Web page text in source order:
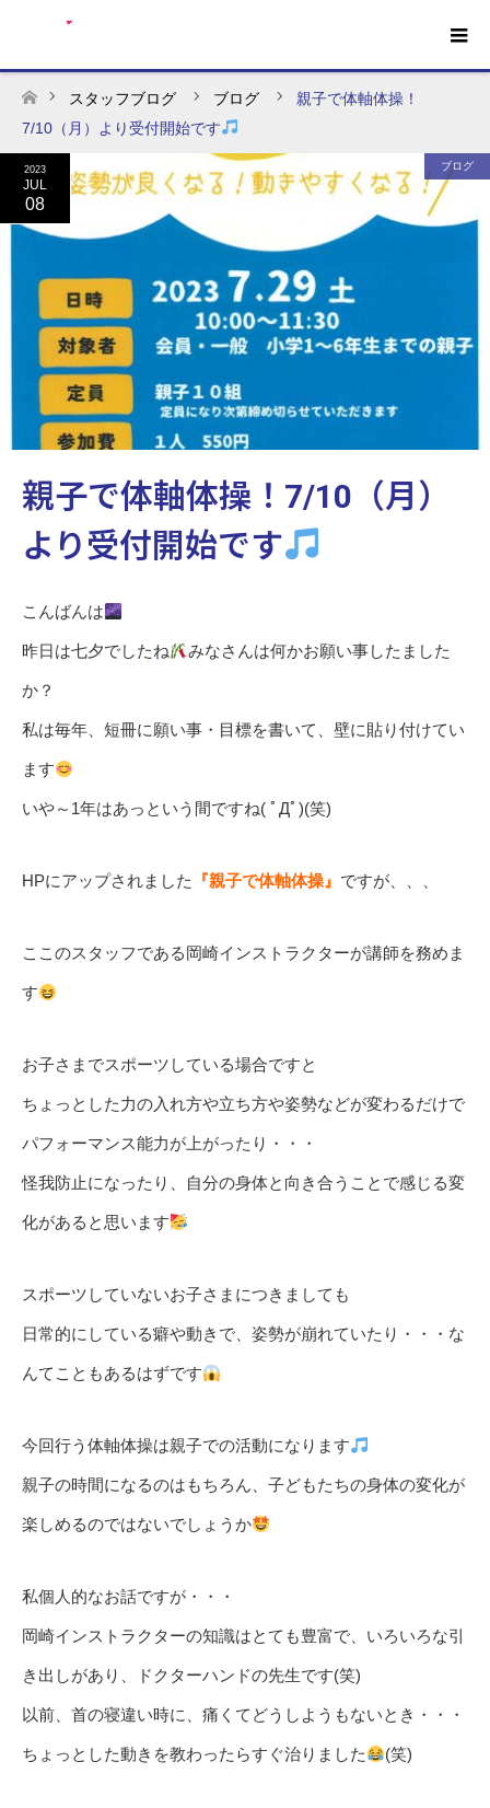
ホーム
スタッフブログ ブログ
親子で体軸体操！
7/10（月）より受付開始です
2023
JUL
08
ブログ
親子で体軸体操！7/10（月）
より受付開始です
こんばんは
昨日は七夕でしたね みなさんは何かお願い事したました
か？
私は毎年、短冊に願い事・目標を書いて、壁に貼り付けてい
ます
いや～1年はあっという間ですね( ﾟДﾟ)(笑)
HPにアップされました 『親子で体軸体操』 ですが、、、
ここのスタッフである岡崎インストラクターが講師を務めま
す
お子さまでスポーツしている場合ですと
ちょっとした力の入れ方や立ち方や姿勢などが変わるだけで
パフォーマンス能力が上がったり・・・
怪我防止になったり、自分の身体と向き合うことで感じる変
化があると思います
スポーツしていないお子さまにつきましても
日常的にしている癖や動きで、姿勢が崩れていたり・・・な
んてこともあるはずです
今回行う体軸体操は親子での活動になります
親子の時間になるのはもちろん、子どもたちの身体の変化が
楽しめるのではないでしょうか
私個人的なお話ですが・・・
岡崎インストラクターの知識はとても豊富で、いろいろな引
き出しがあり、ドクターハンドの先生です(笑)
以前、首の寝違い時に、痛くてどうしようもないとき・・・
ちょっとした動きを教わったらすぐ治りました (笑)